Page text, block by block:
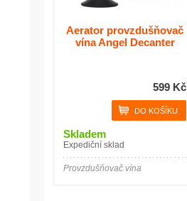
Aerator provzdušňovač
vína Angel Decanter
599 Kč
Skladem
Expediční sklad
Provzdušňovač vína